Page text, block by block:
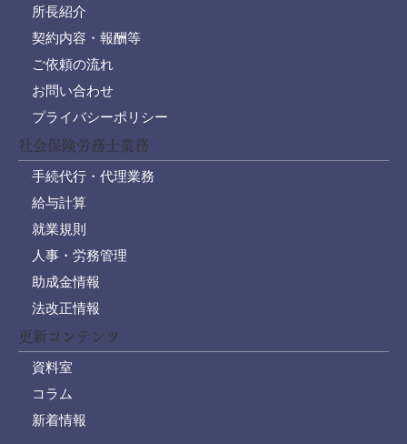
所長紹介
契約内容・報酬等
ご依頼の流れ
お問い合わせ
プライバシーポリシー
社会保険労務士業務
手続代行・代理業務
給与計算
就業規則
人事・労務管理
助成金情報
法改正情報
更新コンテンツ
資料室
コラム
新着情報